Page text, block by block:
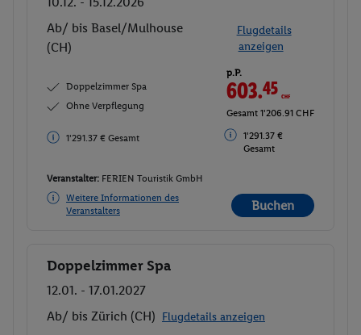
Ab/ bis Basel/Mulhouse
(CH)
Flugdetails
anzeigen
Doppelzimmer Spa
Ohne Verpflegung
1'291.37 € Gesamt
p.P.
603.45CHF
Gesamt 1'206.91 CHF
1'291.37 €
Gesamt
Veranstalter: FERIEN Touristik GmbH
Weitere Informationen des
Veranstalters
Buchen
Buchen
Doppelzimmer Spa
12.01. - 17.01.2027
Ab/ bis Zürich (CH) Flugdetails anzeigen